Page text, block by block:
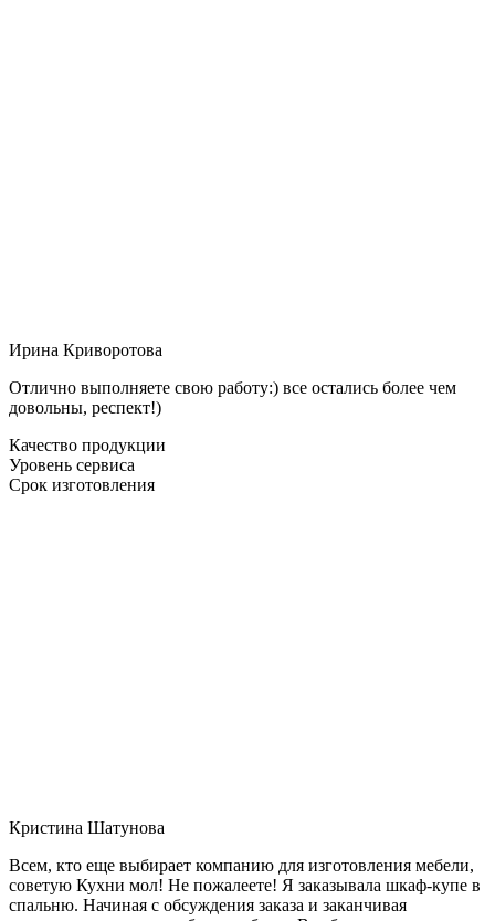
Ирина Криворотова
Отлично выполняете свою работу:) все остались более чем
довольны, респект!)
Качество продукции
Уровень сервиса
Срок изготовления
Кристина Шатунова
Всем, кто еще выбирает компанию для изготовления мебели,
советую Кухни мол! Не пожалеете! Я заказывала шкаф-купе в
спальню. Начиная с обсуждения заказа и заканчивая